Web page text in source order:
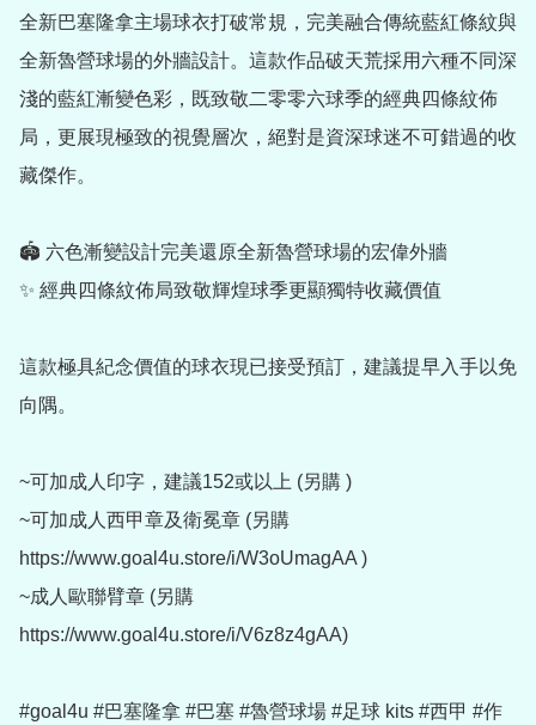
全新巴塞隆拿主場球衣打破常規，完美融合傳統藍紅條紋與
全新魯營球場的外牆設計。這款作品破天荒採用六種不同深
淺的藍紅漸變色彩，既致敬二零零六球季的經典四條紋佈
局，更展現極致的視覺層次，絕對是資深球迷不可錯過的收
藏傑作。
🏟️ 六色漸變設計完美還原全新魯營球場的宏偉外牆
✨ 經典四條紋佈局致敬輝煌球季更顯獨特收藏價值
這款極具紀念價值的球衣現已接受預訂，建議提早入手以免
向隅。
~可加成人印字，建議152或以上 (另購 )
~可加成人西甲章及衛冕章 (另購
https://www.goal4u.store/i/W3oUmagAA )
~成人歐聯臂章 (另購
https://www.goal4u.store/i/V6z8z4gAA)
#goal4u #巴塞隆拿 #巴塞 #魯營球場 #足球 kits #西甲 #作